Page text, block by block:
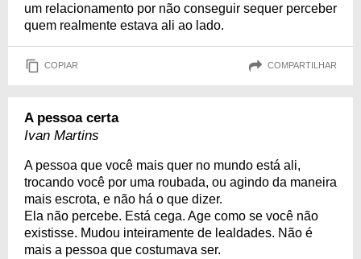
um relacionamento por não conseguir sequer perceber
quem realmente estava ali ao lado.
COPIAR COMPARTILHAR
A pessoa certa
Ivan Martins
A pessoa que você mais quer no mundo está ali,
trocando você por uma roubada, ou agindo da maneira
mais escrota, e não há o que dizer.
Ela não percebe. Está cega. Age como se você não
existisse. Mudou inteiramente de lealdades. Não é
mais a pessoa que costumava ser.